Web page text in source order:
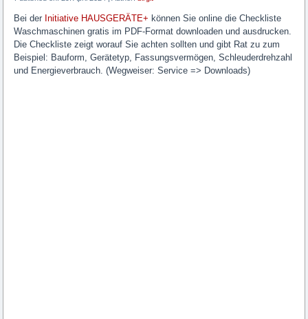
Bei der Initiative HAUSGERÄTE+ können Sie online die Checkliste
Waschmaschinen gratis im PDF-Format downloaden und ausdrucken.
Die Checkliste zeigt worauf Sie achten sollten und gibt Rat zu zum
Beispiel: Bauform, Gerätetyp, Fassungsvermögen, Schleuderdrehzahl
und Energieverbrauch. (Wegweiser: Service => Downloads)